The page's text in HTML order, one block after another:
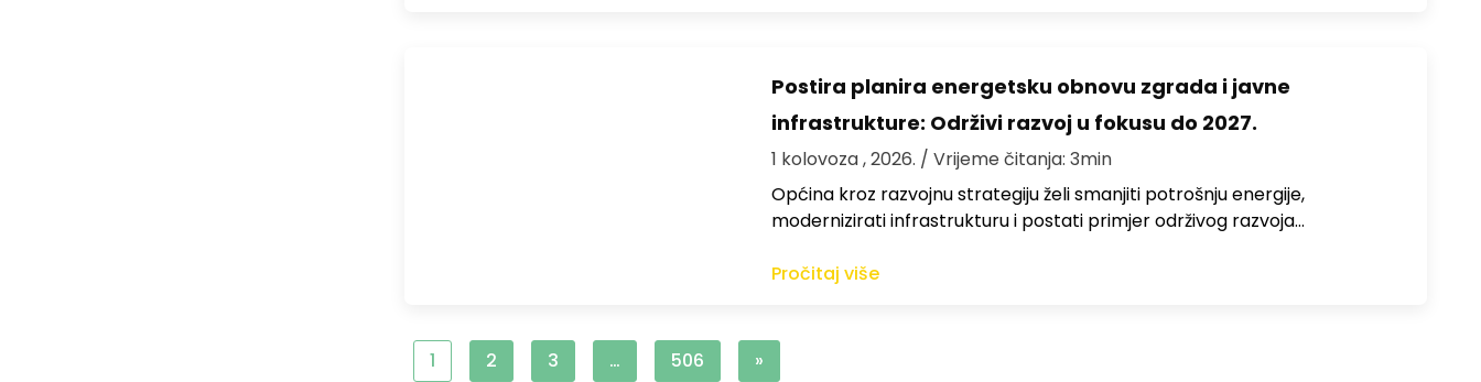
Postira planira energetsku obnovu zgrada i javne
infrastrukture: Održivi razvoj u fokusu do 2027.
1 kolovoza , 2026. / Vrijeme čitanja: 3min
Općina kroz razvojnu strategiju želi smanjiti potrošnju energije,
modernizirati infrastrukturu i postati primjer održivog razvoja…
Pročitaj više
1 2 3 … 506 »